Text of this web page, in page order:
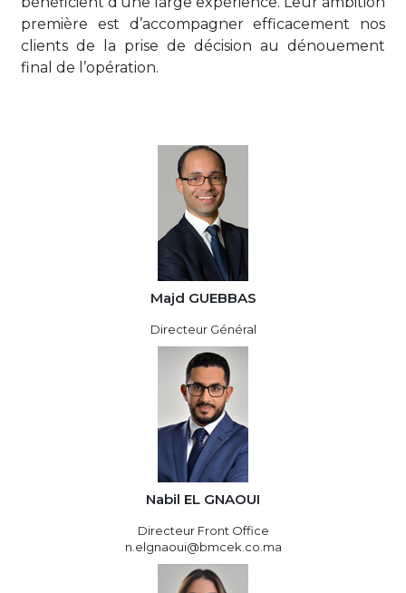
première est d’accompagner efficacement nos
clients de la prise de décision au dénouement
final de l’opération.
Majd GUEBBAS
Directeur Général
Nabil EL GNAOUI
Directeur Front Office
n.elgnaoui@bmcek.co.ma